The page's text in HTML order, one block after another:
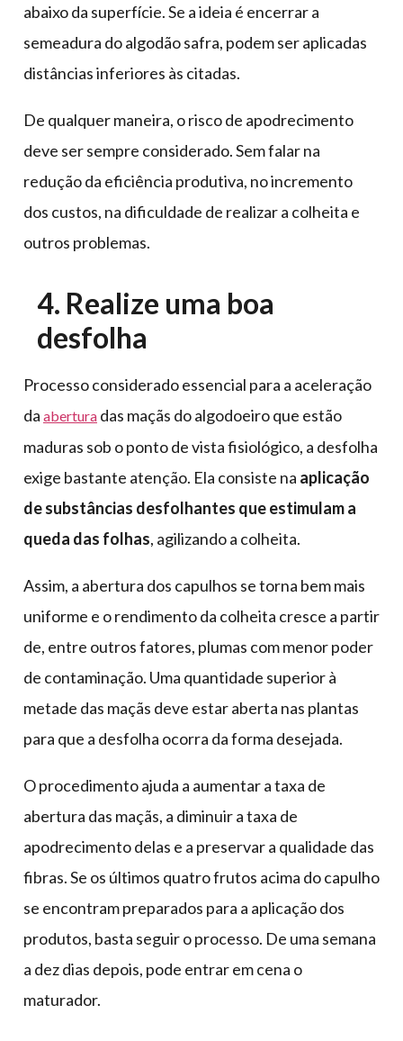
abaixo da superfície. Se a ideia é encerrar a
semeadura do algodão safra, podem ser aplicadas
distâncias inferiores às citadas.
De qualquer maneira, o risco de apodrecimento
deve ser sempre considerado. Sem falar na
redução da eficiência produtiva, no incremento
dos custos, na dificuldade de realizar a colheita e
outros problemas.
4. Realize uma boa
desfolha
Processo considerado essencial para a aceleração
da abertura das maçãs do algodoeiro que estão
maduras sob o ponto de vista fisiológico, a desfolha
exige bastante atenção. Ela consiste na aplicação
de substâncias desfolhantes que estimulam a
queda das folhas, agilizando a colheita.
Assim, a abertura dos capulhos se torna bem mais
uniforme e o rendimento da colheita cresce a partir
de, entre outros fatores, plumas com menor poder
de contaminação. Uma quantidade superior à
metade das maçãs deve estar aberta nas plantas
para que a desfolha ocorra da forma desejada.
O procedimento ajuda a aumentar a taxa de
abertura das maçãs, a diminuir a taxa de
apodrecimento delas e a preservar a qualidade das
fibras. Se os últimos quatro frutos acima do capulho
se encontram preparados para a aplicação dos
produtos, basta seguir o processo. De uma semana
a dez dias depois, pode entrar em cena o
maturador.